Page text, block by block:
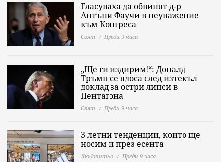
Гласуваха да обвинят д-р
Антъни Фаучи в неуважение
към Конгреса
Свят Преди 9 часа
„Ще ги издирим!“: Доналд
Тръмп се ядоса след изтекъл
доклад за остри липси в
Пентагона
Свят Преди 9 часа
3 летни тенденции, които ще
носим и през есента
Любопитно Преди 9 часа